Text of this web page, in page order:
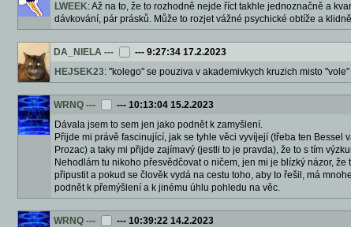
LWEEK: Až na to, že to rozhodně nejde říct takhle jednoznačně a
dávkování, pár prásků. Může to rozjet vážné psychické obtíže a
DA_NIELA --- --- 9:27:34 17.2.2023
HEJSEK23: "kolego" se pouziva v akademivkych kruzich misto
WRNQ --- --- 10:13:04 15.2.2023
Dávala jsem to sem jen jako podnět k zamyšlení.
Přijde mi právě fascinující, jak se tyhle věci vyvíjejí (třeba ten
Prozac) a taky mi přijde zajímavý (jestli to je pravda), že to s tím
Nehodlám tu nikoho přesvědčovat o ničem, jen mi je blízký názor,
připustit a pokud se člověk vydá na cestu toho, aby to řešil, má
podnět k přemýšlení a k jinému úhlu pohledu na věc.
WRNQ --- --- 10:39:22 14.2.2023